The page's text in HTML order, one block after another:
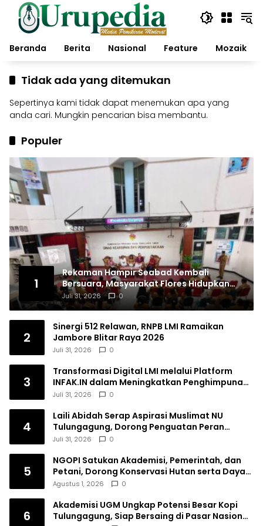
Langsung
konten
Beranda
Berita Nasional Feature Mozaik
Tidak ada yang ditemukan
Sepertinya kami tidak dapat menemukan apa yang
anda cari. Mungkin pencarian bisa membantu.
Populer
1
Rekaman Hampir Seabad Kembali
Bersuara, Masyarakat Flores Hidupkan
Lagi Ingatan Leluhur
Juli 31, 2026 0
2
Sinergi 512 Relawan, RNPB LMI Ramaikan
Jambore Blitar Raya 2026
Juli 31, 2026 0
3
Transformasi Digital LMI melalui Platform
INFAK.IN dalam Meningkatkan Penghimpunan
Dana Filantropi Islam
Juli 31, 2026 0
4
Laili Abidah Serap Aspirasi Muslimat NU
Tulungagung, Dorong Penguatan Peran
Perempuan
Juli 31, 2026 0
5
NGOPI Satukan Akademisi, Pemerintah, dan
Petani, Dorong Konservasi Hutan serta Daya
Saing Kopi Tulungagung
Agustus 1, 2026 0
6
Akademisi UGM Ungkap Potensi Besar Kopi
Tulungagung, Siap Bersaing di Pasar Nasional